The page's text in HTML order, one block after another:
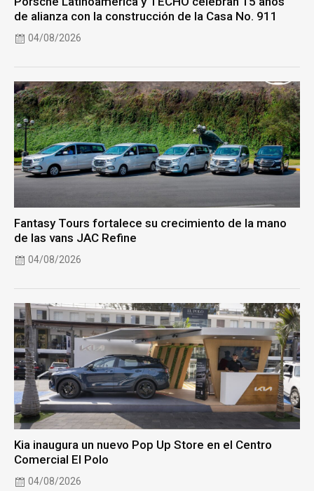
de alianza con la construcción de la Casa No. 911
04/08/2026
Fantasy Tours fortalece su crecimiento de la mano
de las vans JAC Refine
04/08/2026
Kia inaugura un nuevo Pop Up Store en el Centro
Comercial El Polo
04/08/2026